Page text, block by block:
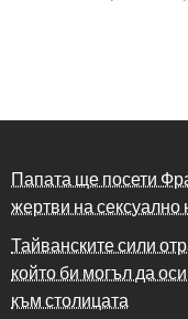
Папата ще посети
жертви на
Тайванските сили
който би могъл да
към столицата